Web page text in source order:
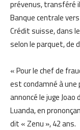
prévenus, transféré
Banque centrale
Crédit suisse, dans
selon le parquet, de
« Pour le chef de
est condamné à une
annoncé le juge Joao
Luanda, en
dit « Zenu », 42 ans.